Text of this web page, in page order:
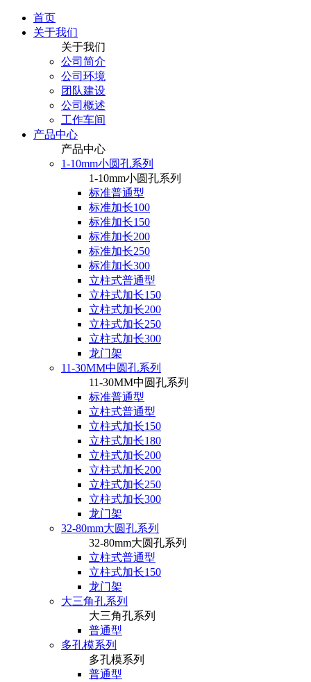
首页
关于我们
关于我们
公司简介
公司环境
团队建设
公司概述
工作车间
产品中心
产品中心
1-10mm小圆孔系列
1-10mm小圆孔系列
标准普通型
标准加长100
标准加长150
标准加长200
标准加长250
标准加长300
立柱式普通型
立柱式加长150
立柱式加长200
立柱式加长250
立柱式加长300
龙门架
11-30MM中圆孔系列
11-30MM中圆孔系列
标准普通型
立柱式普通型
立柱式加长150
立柱式加长180
立柱式加长200
立柱式加长200
立柱式加长250
立柱式加长300
龙门架
32-80mm大圆孔系列
32-80mm大圆孔系列
立柱式普通型
立柱式加长150
龙门架
大三角孔系列
大三角孔系列
普通型
多孔模系列
多孔模系列
普通型